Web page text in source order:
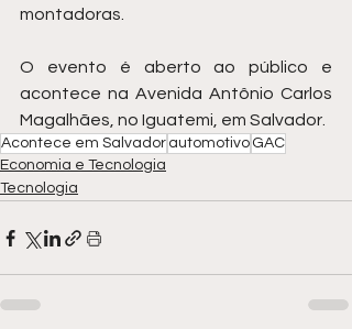
montadoras.
O evento é aberto ao público e
acontece na Avenida Antônio Carlos
Magalhães, no Iguatemi, em Salvador.
Acontece em Salvador automotivo GAC
Economia e Tecnologia
Tecnologia